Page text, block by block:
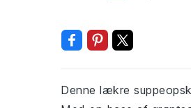
Denne lækre